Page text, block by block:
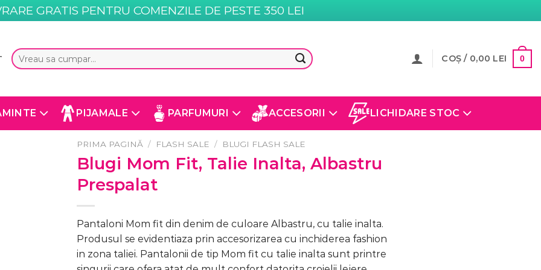
GRATIS PENTRU COMENZILE DE PESTE 350 LEI
Caută
după:
COȘ / 0,00 LEI 0
PIJAMALE PARFUMURI ACCESORII LICHIDARE STOC
PRIMA PAGINĂ / FLASH SALE / BLUGI FLASH SALE
Blugi Mom Fit, Talie Inalta, Albastru
Prespalat
Pantaloni Mom fit din denim de culoare Albastru, cu talie inalta.
Produsul se evidentiaza prin accesorizarea cu inchiderea fashion
in zona taliei. Pantalonii de tip Mom fit cu talie inalta sunt printre